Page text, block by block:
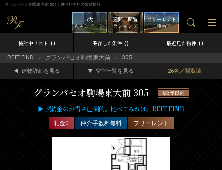
グランパセオ駒場東大前 305｜仲介料無料の賃貸情報
フリーレント
検索
週間／閲覧
ランキング
5大
キャンペーン
検討中リスト 0 保存した条件 0 最近見た物件 0
REIT FIND グランパセオ駒場東大前 305
建物詳細を見る 空室一覧を見る 26名／閲覧済
グランパセオ駒場東大前 305 築3年以内
▶ 契約金のお得さ圧倒的。比べてみれば、REIT FIND
礼金0 仲介手数料無料 フリーレント